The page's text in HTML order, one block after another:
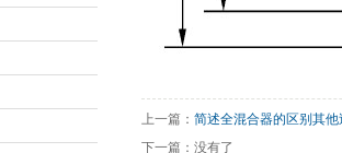
上一篇： 简述全混合器的区别其
下一篇：没有了